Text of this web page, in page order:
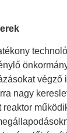
végző
nagy
reaktor